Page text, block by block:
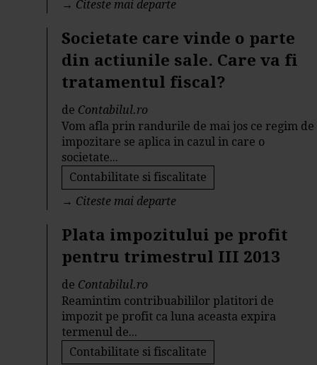
→ Citeste mai departe
Societate care vinde o parte
din actiunile sale. Care va fi
tratamentul fiscal?
de Contabilul.ro
Vom afla prin randurile de mai jos ce regim de
impozitare se aplica in cazul in care o
societate...
Contabilitate si fiscalitate
→ Citeste mai departe
Plata impozitului pe profit
pentru trimestrul III 2013
de Contabilul.ro
Reamintim contribuabililor platitori de
impozit pe profit ca luna aceasta expira
termenul de...
Contabilitate si fiscalitate